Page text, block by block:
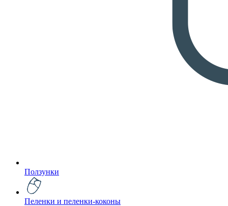
Ползунки
Пеленки и пеленки-коконы